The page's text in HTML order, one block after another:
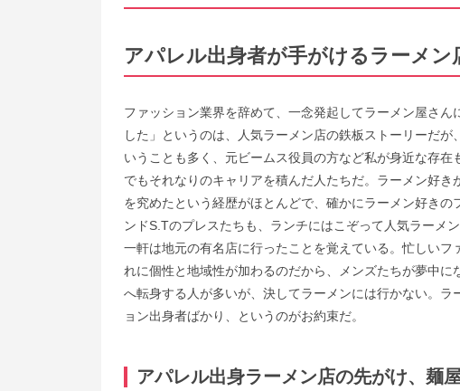
アパレル出身者が手がけるラーメン
ファッション業界を辞めて、一念発起してラーメン屋さ
した」というのは、人気ラーメン店の鉄板ストーリーだ
いうことも多く、元ビームス役員の方など私が身近な存
でもそれなりのキャリアを積んだ人たちだ。ラーメン好
を究めたという経歴がほとんどで、確かにラーメン好き
ンドS.Tのプレスたちも、ランチにはこぞって人気ラーメ
一軒は地元の有名店に行ったことを覚えている。忙しいフ
れに個性と地域性が加わるのだから、メンズたちが夢中
へ転身する人が多いが、決してラーメンには行かない。
ョン出身者ばかり、というのがお約束だ。
アパレル出身ラーメン店の先がけ、麺